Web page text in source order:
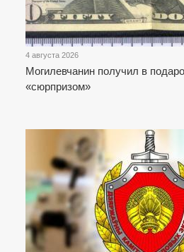
4 августа 2026
Могилевчанин получил в
«сюрпризом»